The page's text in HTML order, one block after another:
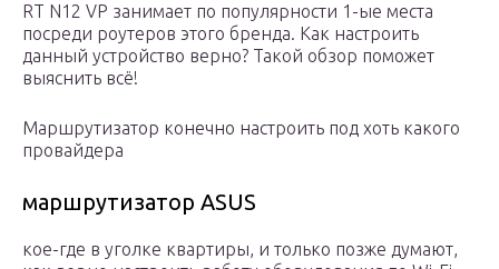
RT N12 VP занимает по популярности 1-ые места
посреди роутеров этого бренда. Как настроить
данный устройство верно? Такой обзор поможет
выяснить всё!
Маршрутизатор конечно настроить под хоть какого
провайдера
маршрутизатор ASUS
кое-где в уголке квартиры, и только позже думают,